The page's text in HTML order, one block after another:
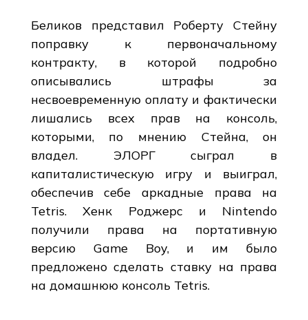
Беликов представил Роберту Стейну
поправку к первоначальному
контракту, в которой подробно
описывались штрафы за
несвоевременную оплату и фактически
лишались всех прав на консоль,
которыми, по мнению Стейна, он
владел. ЭЛОРГ сыграл в
капиталистическую игру и выиграл,
обеспечив себе аркадные права на
Tetris. Хенк Роджерс и Nintendo
получили права на портативную
версию Game Boy, и им было
предложено сделать ставку на права
на домашнюю консоль Tetris.